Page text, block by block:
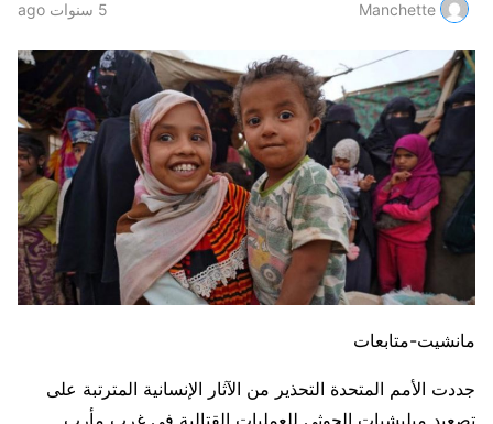
Manchette 5 سنوات ago
مانشيت-متابعات
جددت الأمم المتحدة التحذير من الآثار الإنسانية المترتبة على